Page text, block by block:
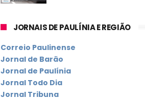
JORNAIS DE PAULÍNIA E REGIÃO
Correio Paulinense
Jornal de Barão
Jornal de Paulínia
Jornal Todo Dia
Jornal Tribuna